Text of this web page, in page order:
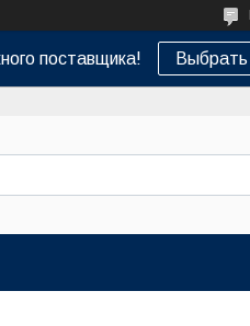
поставщика! Выбрать